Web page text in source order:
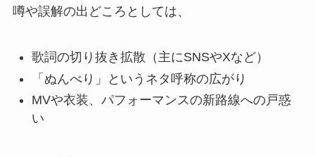
噂や誤解の出どころとしては、
歌詞の切り抜き拡散（主にSNSやXなど）
「ぬんべり」というネタ呼称の広がり
MVや衣装、パフォーマンスの新路線への戸惑
い